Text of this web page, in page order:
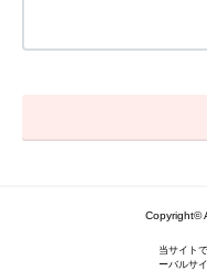
Copyright©
当サイト
ーバルサ